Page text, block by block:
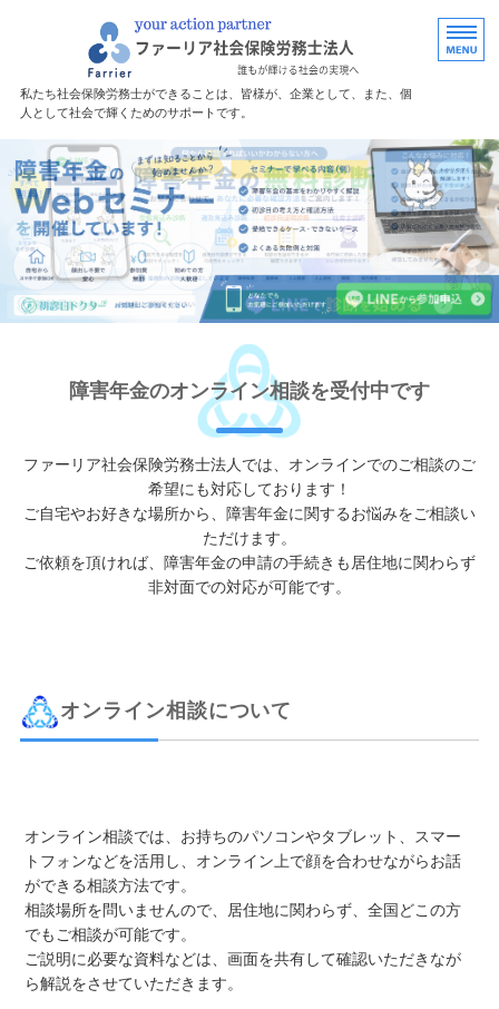
福島で労務・
私たち社会保険労務士ができることは、皆様が、企業として、また、個
人として社会で輝くためのサポートです。
ホーム
障害年金サポート
サポート料金
無料診断
障害年金のオンライン相談を受付中です
ファーリア社会保険労務士法人では、オンラインでのご相談のご
希望にも対応しております！
ご自宅やお好きな場所から、障害年金に関するお悩みをご相談い
ただけます。
ご依頼を頂ければ、障害年金の申請の手続きも居住地に関わらず
非対面での対応が可能です。
オンライン相談について
オンライン相談では、お持ちのパソコンやタブレット、スマー
トフォンなどを活用し、オンライン上で顔を合わせながらお話
ができる相談方法です。
相談場所を問いませんので、居住地に関わらず、全国どこの方
でもご相談が可能です。
ご説明に必要な資料などは、画面を共有して確認いただきなが
ら解説をさせていただきます。